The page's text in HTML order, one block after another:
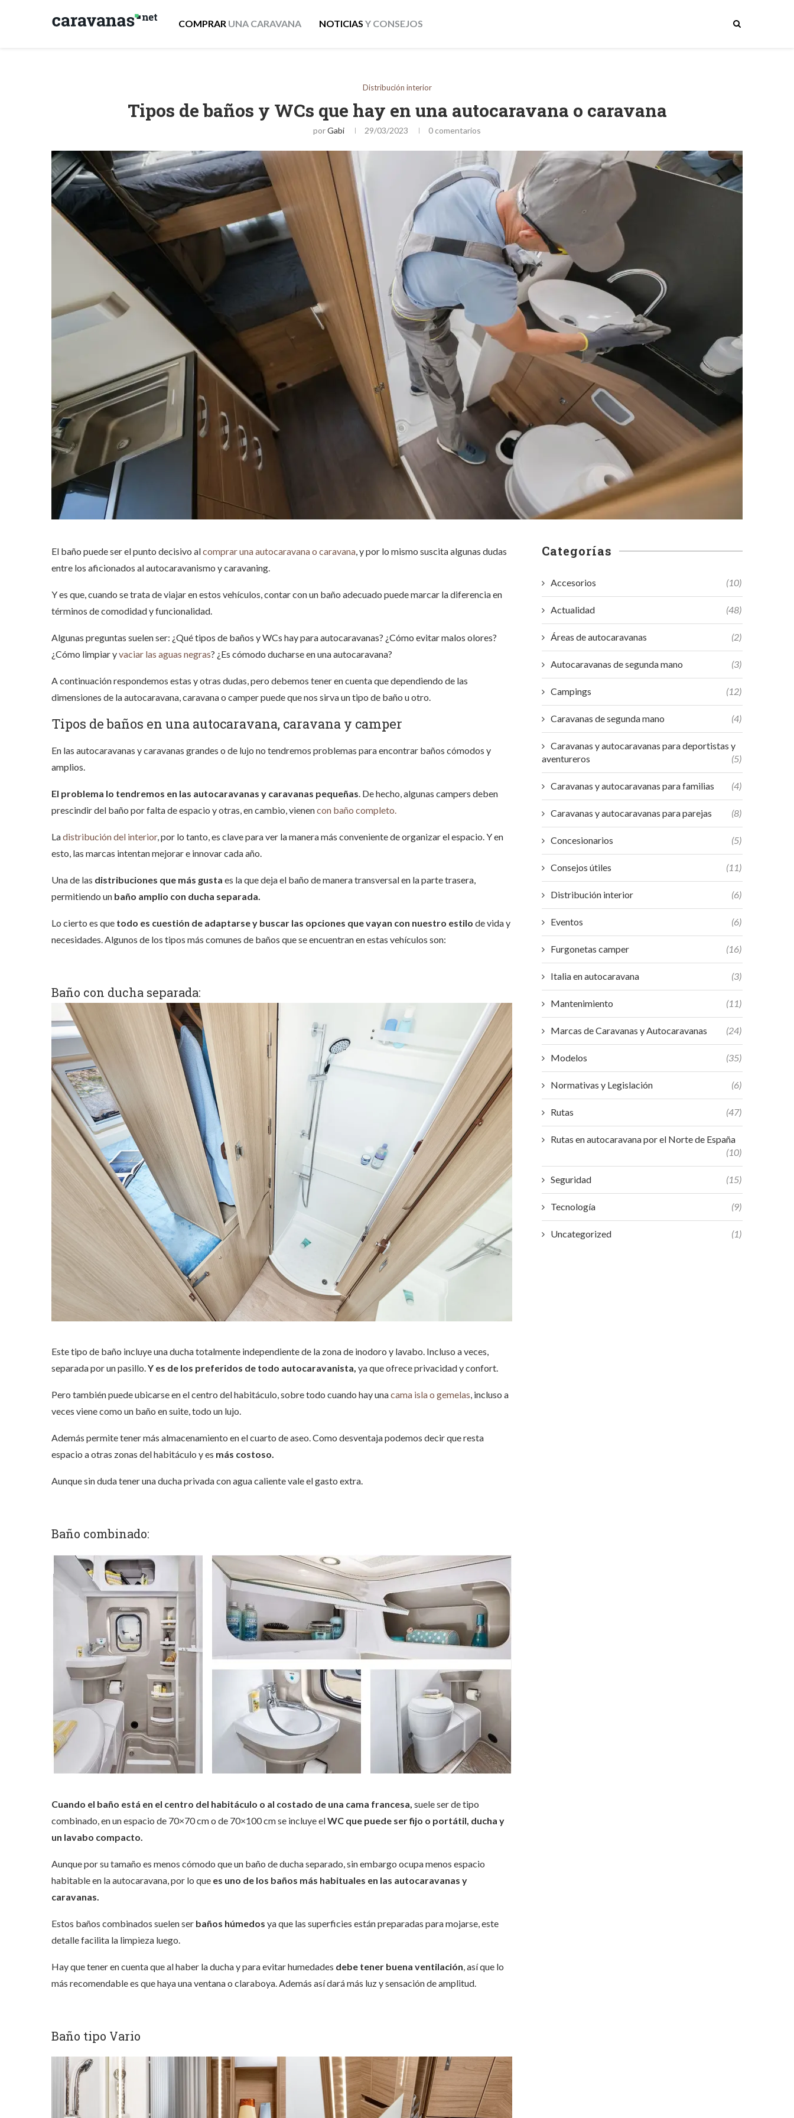
COMPRAR UNA CARAVANA NOTICIAS Y CONSEJOS
Distribución interior
Tipos de baños y WCs que hay en una autocaravana o caravana
porGabi 29/03/2023 0 comentarios
El baño puede ser el punto decisivo alcomprar una autocaravana o caravana, y por lo mismo suscita algunas dudas
entre los aficionados al autocaravanismo y caravaning.
Y es que, cuando se trata de viajar en estos vehículos, contar con un baño adecuado puede marcar la diferencia en
términos de comodidad y funcionalidad.
Algunas preguntas suelen ser: ¿Qué tipos de baños y WCs hay para autocaravanas? ¿Cómo evitar malos olores?
¿Cómo limpiar yvaciar las aguas negras? ¿Es cómodo ducharse en una autocaravana?
A continuación respondemos estas y otras dudas, pero debemos tener en cuenta que dependiendo de las
dimensiones de la autocaravana, caravana o camper puede que nos sirva un tipo de baño u otro.
Tipos de baños en una autocaravana, caravana y camper
En las autocaravanas y caravanas grandes o de lujo no tendremos problemas para encontrar baños cómodos y
amplios.
El problema lo tendremos en las autocaravanas y caravanas pequeñas. De hecho, algunas campers deben
prescindir del baño por falta de espacio y otras, en cambio, vienencon baño completo.
Ladistribución del interior, por lo tanto, es clave para ver la manera más conveniente de organizar el espacio. Y en
esto, las marcas intentan mejorar e innovar cada año.
Una de las distribuciones que más gusta es la que deja el baño de manera transversal en la parte trasera,
permitiendo un baño amplio con ducha separada.
Lo cierto es que todo es cuestión de adaptarse y buscar las opciones que vayan con nuestro estilo de vida y
necesidades.Algunos de los tipos más comunes de baños que se encuentran en estas vehículos son:
Baño con ducha separada:
Este tipo de baño incluye una ducha totalmente independiente de la zona de inodoro y lavabo. Incluso a veces,
separada por un pasillo.Y es de los preferidos de todo autocaravanista, ya que ofrece privacidad y confort.
Pero también puede ubicarse en el centro del habitáculo, sobre todo cuando hay unacama isla o gemelas, incluso a
veces viene como un baño en suite, todo un lujo.
Además permite tener más almacenamiento en el cuarto de aseo.Como desventaja podemos decir que resta
espacio a otras zonas del habitáculo y es más costoso.
Aunque sin duda tener una ducha privada con agua caliente vale el gasto extra.
Baño combinado:
Cuando el baño está en el centro del habitáculo o al costado de una cama francesa, suele ser de tipo
combinado, en un espacio de 70×70 cm o de 70×100 cm se incluye elWC que puede ser fijo o portátil, ducha y
un lavabo compacto.
Aunque por su tamaño es menos cómodo que un baño de ducha separado, sin embargo ocupa menos espacio
habitable en la autocaravana, por lo que es uno de los baños más habituales en las autocaravanas y
caravanas.
Estos baños combinados suelen ser baños húmedos ya que las superficies están preparadas para mojarse, este
detalle facilita la limpieza luego.
Hay que tener en cuenta que al haber la ducha y para evitar humedades debe tener buena ventilación, así que lo
más recomendable es que haya una ventana o claraboya. Además así dará más luz y sensación de amplitud.
Baño tipo Vario
Categorías
Accesorios (10)
Actualidad (48)
Áreas de autocaravanas (2)
Autocaravanas de segunda mano (3)
Campings (12)
Caravanas de segunda mano (4)
Caravanas y autocaravanas para deportistas y
aventureros
(5)
Caravanas y autocaravanas para familias (4)
Caravanas y autocaravanas para parejas (8)
Concesionarios (5)
Consejos útiles (11)
Distribución interior (6)
Eventos (6)
Furgonetas camper (16)
Italia en autocaravana (3)
Mantenimiento (11)
Marcas de Caravanas y Autocaravanas (24)
Modelos (35)
Normativas y Legislación (6)
Rutas (47)
Rutas en autocaravana por el Norte de España
(10)
Seguridad (15)
Tecnología (9)
Uncategorized (1)